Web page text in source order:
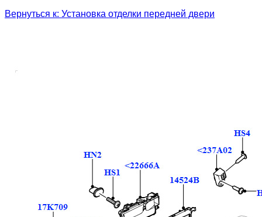
Вернуться к: Установка отделки передней двери